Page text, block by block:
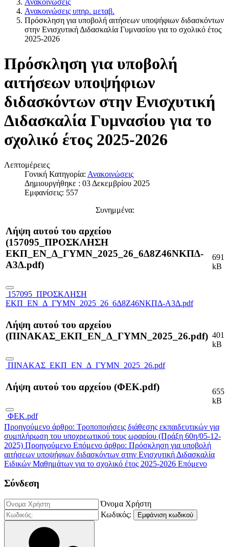
Ανακοινώσεις υπηρ. μεταβ.
Πρόσκληση για υποβολή αιτήσεων υποψήφιων διδασκόντων
στην Ενισχυτική Διδασκαλία Γυμνασίου για το σχολικό έτος
2025-2026
Πρόσκληση για υποβολή
αιτήσεων υποψήφιων
διδασκόντων στην Ενισχυτική
Διδασκαλία Γυμνασίου για το
σχολικό έτος 2025-2026
Λεπτομέρειες
Γονική Κατηγορία: Ανακοινώσεις
Δημιουργήθηκε : 03 Δεκεμβρίου 2025
Εμφανίσεις: 557
Συνημμένα:
Λήψη αυτού του αρχείου
(157095_ΠΡΟΣΚΛΗΣΗ
ΕΚΠ_ΕΝ_Δ_ΓΥΜΝ_2025_26_6Δ8Ζ46ΝΚΠΔ-
Α3Δ.pdf)
157095_ΠΡΟΣΚΛΗΣΗ
ΕΚΠ_ΕΝ_Δ_ΓΥΜΝ_2025_26_6Δ8Ζ46ΝΚΠΔ-Α3Δ.pdf
691
kB
Λήψη αυτού του αρχείου
(ΠΙΝΑΚΑΣ_ΕΚΠ_ΕΝ_Δ_ΓΥΜΝ_2025_26.pdf)
ΠΙΝΑΚΑΣ_ΕΚΠ_ΕΝ_Δ_ΓΥΜΝ_2025_26.pdf
401
kB
Λήψη αυτού του αρχείου (ΦΕΚ.pdf)
ΦΕΚ.pdf
655
kB
Προηγούμενο άρθρο: Τροποποιήσεις διάθεσης εκπαιδευτικών για
συμπλήρωση του υποχρεωτικού τους ωραρίου (Πράξη 60η/05-12-
2025) Προηγούμενο Επόμενο άρθρο: Πρόσκληση για υποβολή
αιτήσεων υποψήφιων διδασκόντων στην Ενισχυτική Διδασκαλία
Ειδικών Μαθημάτων για το σχολικό έτος 2025-2026 Επόμενο
Σύνδεση
Όνομα Χρήστη
Κωδικός:
Εμφάνιση κωδικού